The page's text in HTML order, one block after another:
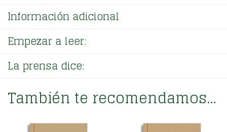
Información adicional
Empezar a leer:
La prensa dice:
También te recomendamos…